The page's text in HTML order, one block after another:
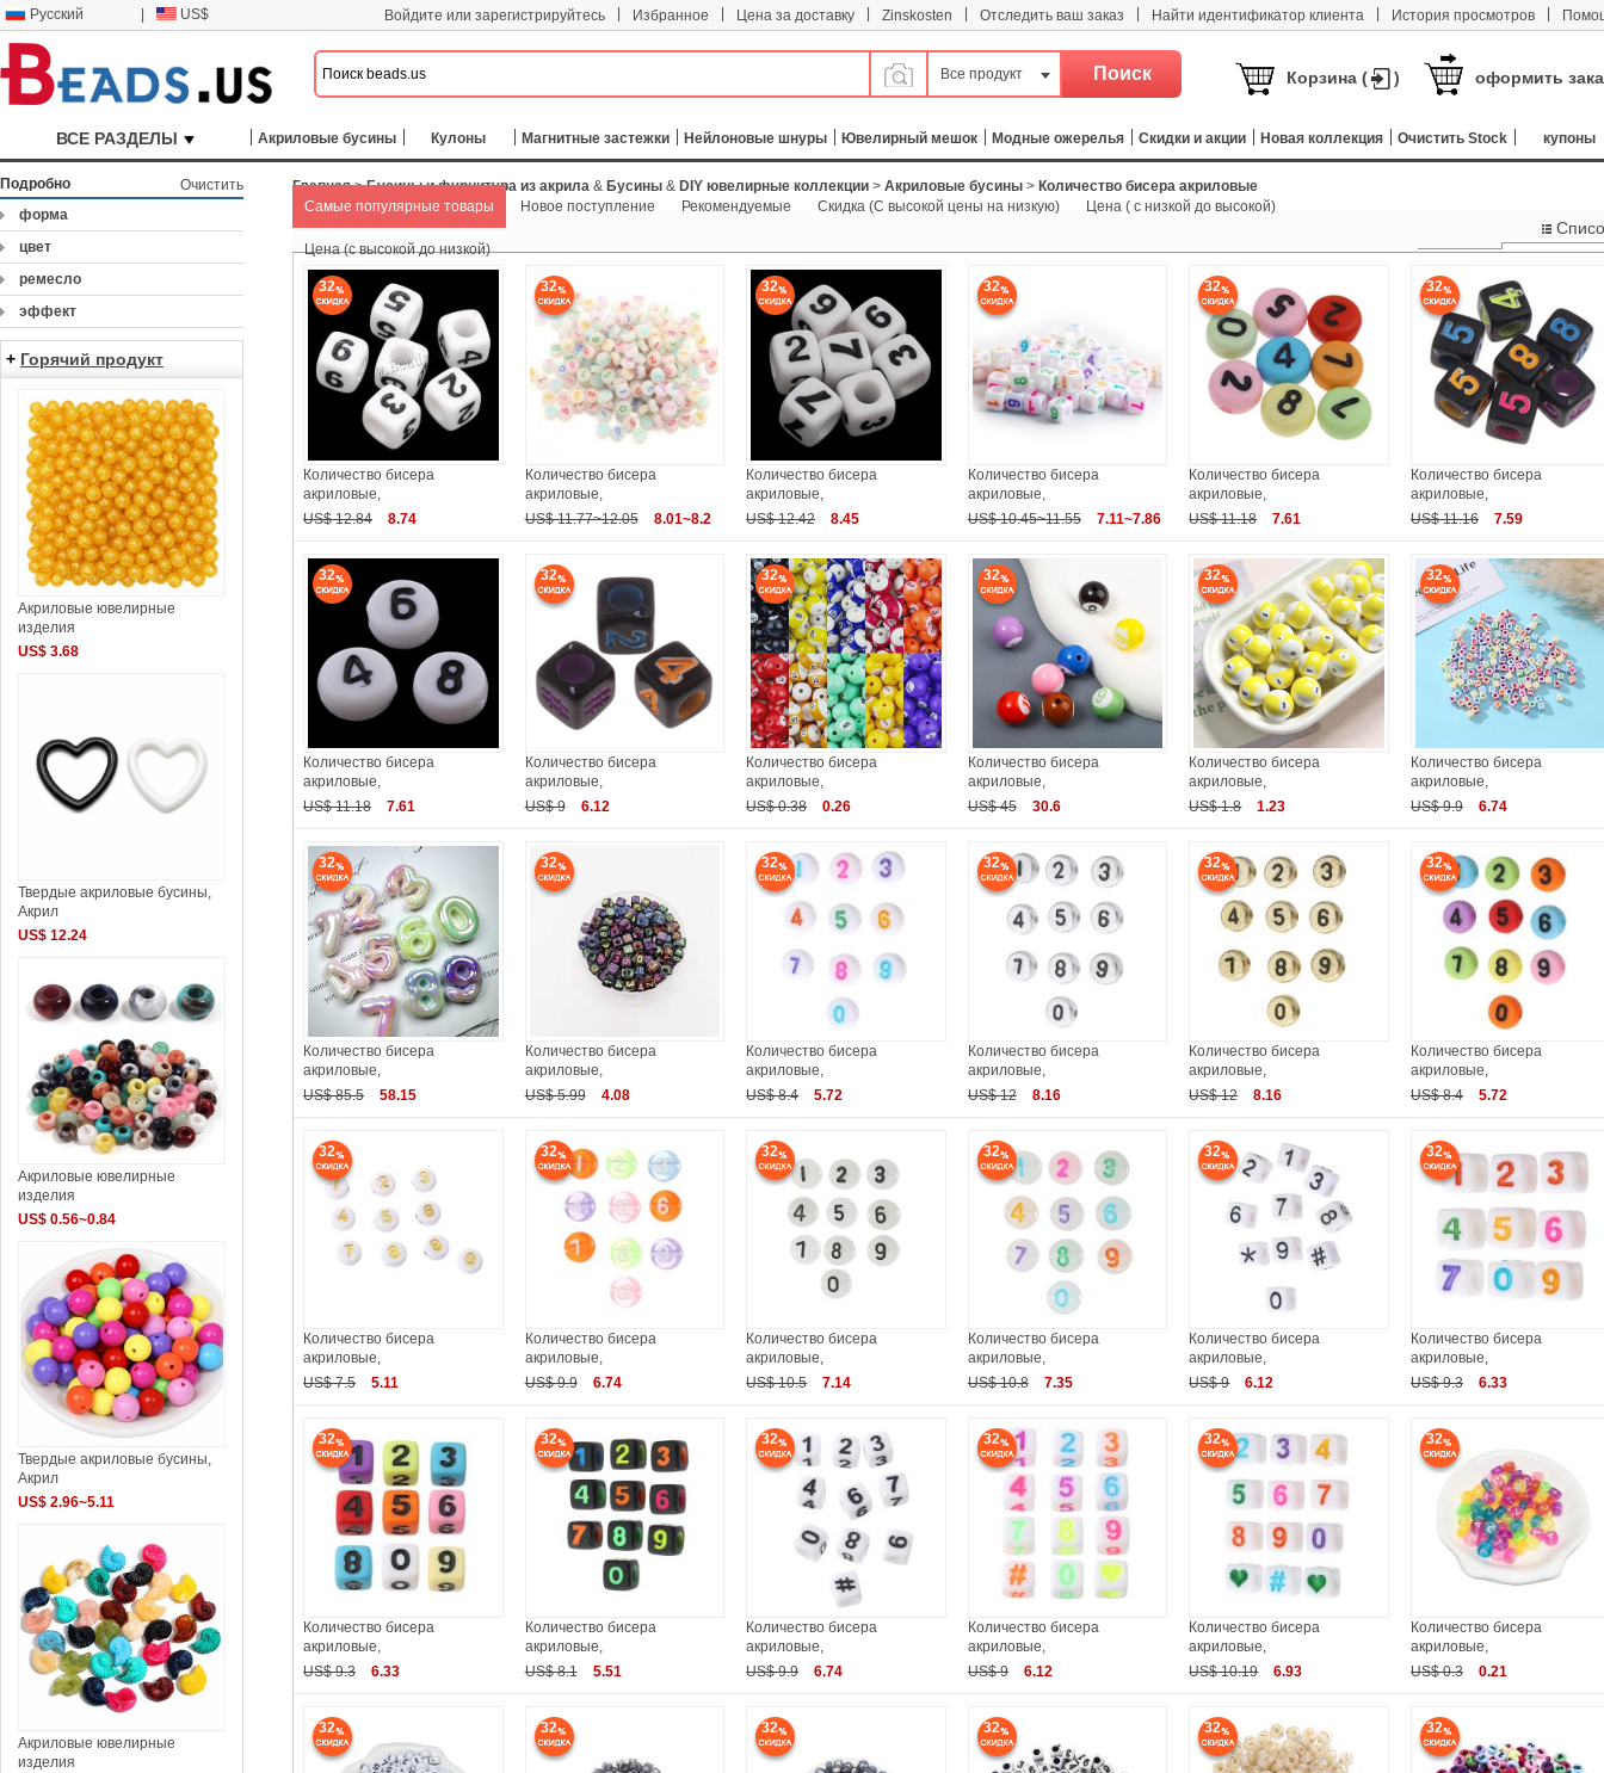
Русский US$ Войдите или зарегистрируйтесь Избранное Цена за доставку Zinskosten Отследить ваш заказ Найти идентификатор клиента История просмотров
Все продукт Корзина ( ) оформить
ВСЕ РАЗДЕЛЫ Акриловые бусины Кулоны Магнитные застежки Нейлоновые шнуры Ювелирный мешок Модные ожерелья Скидки и акции Новая коллекция Очистить Stock купоны
Главная>Бусины и фурнитура из акрила& Бусины& DIY ювелирные коллекции> Акриловые бусины> Количество бисера акриловые
Самые популярные товары
Новое поступление Рекомендуемые Скидка (С высокой цены на низкую) Цена ( с низкой до высокой)
Цена (с высокой до низкой)
32
Количество бисера
акриловые,
US$ 12.84
8.74
32
Количество бисера
акриловые,
US$ 11.77~12.05
8.01~8.2
32
Количество бисера
акриловые,
US$ 12.42
8.45
32
Количество бисера
акриловые,
US$ 10.45~11.55
7.11~7.86
32
Количество бисера
акриловые,
US$ 11.18
7.61
32
Количество бисера
акриловые,
US$ 11.16
7.59
32
Количество бисера
акриловые,
US$ 11.18
7.61
32
Количество бисера
акриловые,
US$ 9
6.12
32
Количество бисера
акриловые,
US$ 0.38
0.26
32
Количество бисера
акриловые,
US$ 45
30.6
32
Количество бисера
акриловые,
US$ 1.8
1.23
32
Количество бисера
акриловые,
US$ 9.9
6.74
32
Количество бисера
акриловые,
US$ 85.5
58.15
32
Количество бисера
акриловые,
US$ 5.99
4.08
32
Количество бисера
акриловые,
US$ 8.4
5.72
32
Количество бисера
акриловые,
US$ 12
8.16
32
Количество бисера
акриловые,
US$ 12
8.16
32
Количество бисера
акриловые,
US$ 8.4
5.72
32
Количество бисера
акриловые,
US$ 7.5
5.11
32
Количество бисера
акриловые,
US$ 9.9
6.74
32
Количество бисера
акриловые,
US$ 10.5
7.14
32
Количество бисера
акриловые,
US$ 10.8
7.35
32
Количество бисера
акриловые,
US$ 9
6.12
32
Количество бисера
акриловые,
US$ 9.3
6.33
32
Количество бисера
акриловые,
US$ 9.3
6.33
32
Количество бисера
акриловые,
US$ 8.1
5.51
32
Количество бисера
акриловые,
US$ 9.9
6.74
32
Количество бисера
акриловые,
US$ 9
6.12
32
Количество бисера
акриловые,
US$ 10.19
6.93
32
Количество бисера
акриловые,
US$ 0.3
0.21
32 32 32 32 32 32
Подробно
Очистить
форма
цвет
ремесло
эффект
+ Горячий продукт
Акриловые ювелирные
изделия
US$ 3.68
Твердые акриловые бусины,
Акрил
US$ 12.24
Акриловые ювелирные
изделия
US$ 0.56~0.84
Твердые акриловые бусины,
Акрил
US$ 2.96~5.11
Акриловые ювелирные
изделия